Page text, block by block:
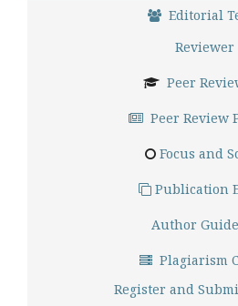
Editorial
Reviewer
Peer
Peer Review
Focus and
Publication
Author
Plagiarism
Register and